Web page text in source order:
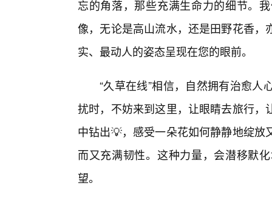
忘的角落，那些充满生命力的细节。
像，无论是高山流水，还是田野花香
实、最动人的姿态呈现在您的眼前。
“久草在线”相信，自然拥有治愈
扰时，不妨来到这里，让眼睛去旅行
中钻出💡，感受一朵花如何静静地绽
而又充满韧性。这种力量，会潜移默
望。